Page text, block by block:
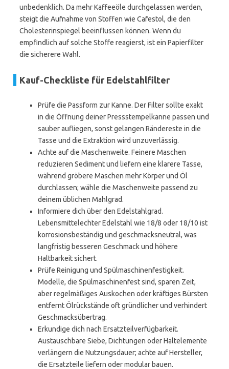
unbedenklich. Da mehr Kaffeeöle durchgelassen werden,
steigt die Aufnahme von Stoffen wie Cafestol, die den
Cholesterinspiegel beeinflussen können. Wenn du
empfindlich auf solche Stoffe reagierst, ist ein Papierfilter
die sicherere Wahl.
Kauf-Checkliste für Edelstahlfilter
Prüfe die Passform zur Kanne. Der Filter sollte exakt
in die Öffnung deiner Pressstempelkanne passen und
sauber aufliegen, sonst gelangen Rändereste in die
Tasse und die Extraktion wird unzuverlässig.
Achte auf die Maschenweite. Feinere Maschen
reduzieren Sediment und liefern eine klarere Tasse,
während gröbere Maschen mehr Körper und Öl
durchlassen; wähle die Maschenweite passend zu
deinem üblichen Mahlgrad.
Informiere dich über den Edelstahlgrad.
Lebensmittelechter Edelstahl wie 18/8 oder 18/10 ist
korrosionsbeständig und geschmacksneutral, was
langfristig besseren Geschmack und höhere
Haltbarkeit sichert.
Prüfe Reinigung und Spülmaschinenfestigkeit.
Modelle, die Spülmaschinenfest sind, sparen Zeit,
aber regelmäßiges Auskochen oder kräftiges Bürsten
entfernt Ölrückstände oft gründlicher und verhindert
Geschmacksübertrag.
Erkundige dich nach Ersatzteilverfügbarkeit.
Austauschbare Siebe, Dichtungen oder Haltelemente
verlängern die Nutzungsdauer; achte auf Hersteller,
die Ersatzteile liefern oder modular bauen.